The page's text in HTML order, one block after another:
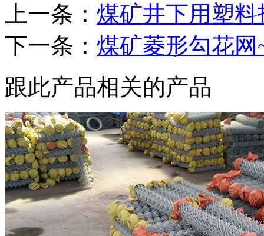
上一条： 煤矿井下用塑
下一条： 煤矿菱形勾花网
跟此产品相关的产品